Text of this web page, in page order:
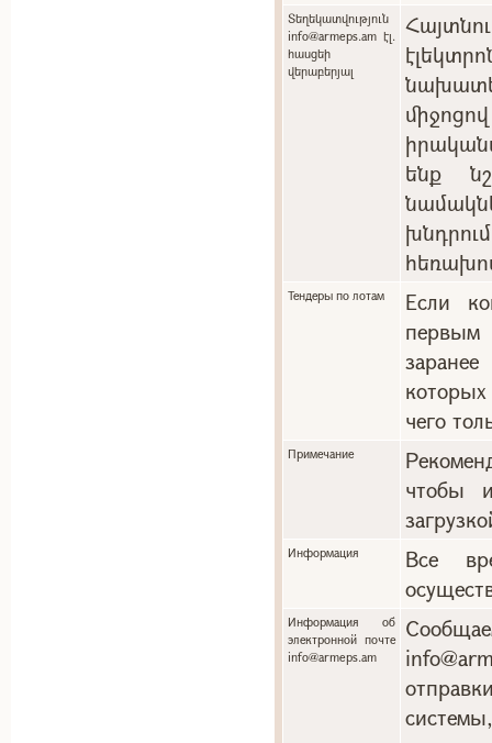
Տեղեկատվություն
info@armeps.am էլ.
հասցեի
վերաբերյալ
ենք
Тендеры по лотам
Если
первым
чего
Примечание
чтобы
Информация
Все
Информация об
электронной почте
info@armeps.am